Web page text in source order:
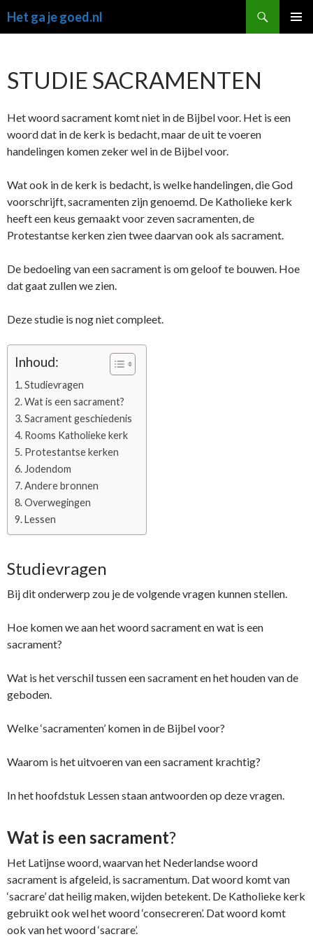
naar
Het ga je goed.nl
STUDIE SACRAMENTEN
Het woord sacrament komt niet in de Bijbel voor. Het is een
woord dat in de kerk is bedacht, maar de uit te voeren
handelingen komen zeker wel in de Bijbel voor.
Wat ook in de kerk is bedacht, is welke handelingen, die God
voorschrijft, sacramenten zijn genoemd. De Katholieke kerk
heeft een keus gemaakt voor zeven sacramenten, de
Protestantse kerken zien twee daarvan ook als sacrament.
De bedoeling van een sacrament is om geloof te bouwen. Hoe
dat gaat zullen we zien.
Deze studie is nog niet compleet.
Inhoud:
Studievragen
Wat is een sacrament?
Sacrament geschiedenis
Rooms Katholieke kerk
Protestantse kerken
Jodendom
Andere bronnen
Overwegingen
Lessen
Studievragen
Bij dit onderwerp zou je de volgende vragen kunnen stellen.
Hoe komen we aan het woord sacrament en wat is een
sacrament?
Wat is het verschil tussen een sacrament en het houden van de
geboden.
Welke ‘sacramenten’ komen in de Bijbel voor?
Waarom is het uitvoeren van een sacrament krachtig?
In het hoofdstuk Lessen staan antwoorden op deze vragen.
Wat is een sacrament?
Het Latijnse woord, waarvan het Nederlandse woord
sacrament is afgeleid, is sacramentum. Dat woord komt van
‘sacrare’ dat heilig maken, wijden betekent. De Katholieke kerk
gebruikt ook wel het woord ‘consecreren’. Dat woord komt
ook van het woord ‘sacrare’.